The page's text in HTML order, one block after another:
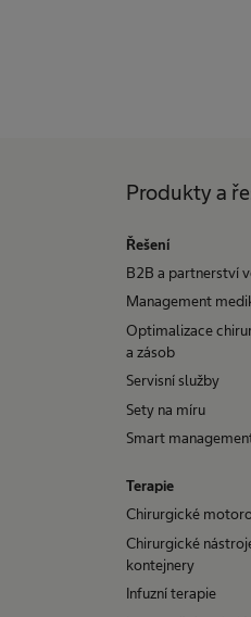
Produkty a
Řešení
B2B a partnerství
Management
Optimalizace
a zásob
Servisní služby
Sety na míru
Smart
Terapie
Chirurgické
Chirurgické
kontejnery
Infuzní terapie